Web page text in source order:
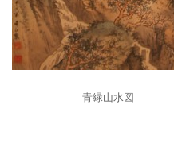
青緑山水図